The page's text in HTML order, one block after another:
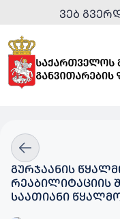
ᲕᲔᲑ
ᲒᲣᲠᲯᲐᲐᲜᲘᲡ
ᲠᲔᲐᲑᲘᲚᲘᲢᲐᲪᲘᲘᲡ
ᲡᲐᲐᲗᲘᲐᲜᲘ